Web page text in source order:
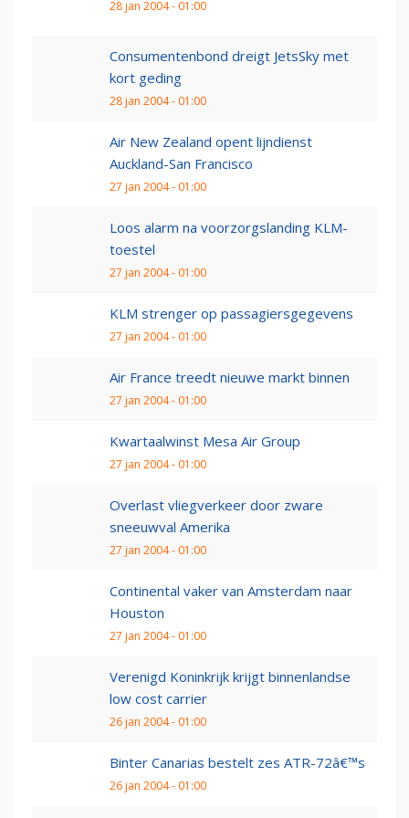
28 jan 2004 - 01:00
Consumentenbond dreigt JetsSky met
kort geding
28 jan 2004 - 01:00
Air New Zealand opent lijndienst
Auckland-San Francisco
27 jan 2004 - 01:00
Loos alarm na voorzorgslanding KLM-
toestel
27 jan 2004 - 01:00
KLM strenger op passagiersgegevens
27 jan 2004 - 01:00
Air France treedt nieuwe markt binnen
27 jan 2004 - 01:00
Kwartaalwinst Mesa Air Group
27 jan 2004 - 01:00
Overlast vliegverkeer door zware
sneeuwval Amerika
27 jan 2004 - 01:00
Continental vaker van Amsterdam naar
Houston
27 jan 2004 - 01:00
Verenigd Koninkrijk krijgt binnenlandse
low cost carrier
26 jan 2004 - 01:00
Binter Canarias bestelt zes ATR-72â€™s
26 jan 2004 - 01:00